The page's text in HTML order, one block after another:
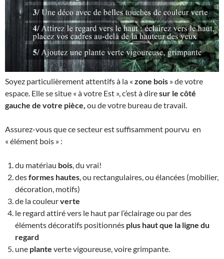
Soyez particulièrement attentifs à la « zone bois » de votre
espace. Elle se situe « à votre Est », c’est à diresur le côté
gauche de votre pièce, ou de votre bureau de travail.
Assurez-vous que ce secteur est suffisamment pourvu en
« élément bois » :
du matériau bois, du vrai!
desformes hautes, ou rectangulaires, ou élancées (mobilier,
décoration, motifs)
de la couleurverte
le regard attiré vers le haut par l’éclairage ou par des
éléments décoratifs positionnés plus haut que la ligne du
regard
une plante verte vigoureuse, voire grimpante.